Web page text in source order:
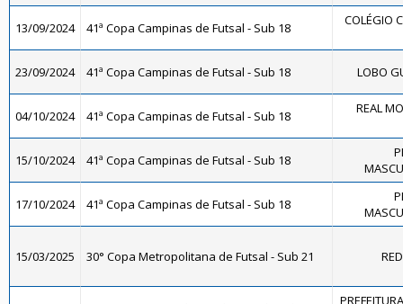
13/09/2024 41ª Copa Campinas de Futsal - Sub 18 COLÉGIO
23/09/2024 41ª Copa Campinas de Futsal - Sub 18 LOBO
04/10/2024 41ª Copa Campinas de Futsal - Sub 18 REAL
15/10/2024 41ª Copa Campinas de Futsal - Sub 18
17/10/2024 41ª Copa Campinas de Futsal - Sub 18
15/03/2025 30° Copa Metropolitana de Futsal - Sub 21